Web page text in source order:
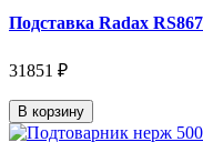
Подставка Radax
31851 ₽
В корзину